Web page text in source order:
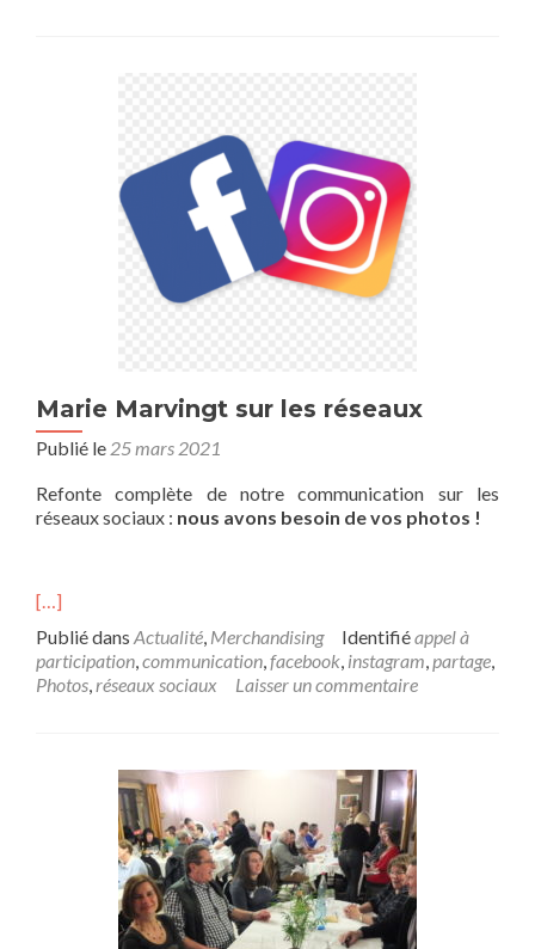
Marie Marvingt sur les réseaux
Publié le 25 mars 2021
Refonte complète de notre communication sur les
réseaux sociaux : nous avons besoin de vos photos !
[…]
Publié dans Actualité, Merchandising Identifiéappel à
participation,communication,facebook, instagram,partage,
Photos,réseaux sociaux Laisser un commentaire